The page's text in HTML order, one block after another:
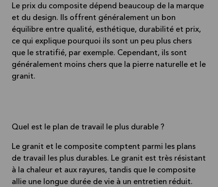
Le prix du composite dépend beaucoup de la marque
et du design. Ils offrent généralement un bon
équilibre entre qualité, esthétique, durabilité et prix,
ce qui explique pourquoi ils sont un peu plus chers
que le stratifié, par exemple. Cependant, ils sont
généralement moins chers que la pierre naturelle et le
granit.
Quel est le plan de travail le plus durable ?
Le granit et le composite comptent parmi les plans
de travail les plus durables. Le granit est très résistant
à la chaleur et aux rayures, tandis que le composite
allie une longue durée de vie à un entretien réduit.